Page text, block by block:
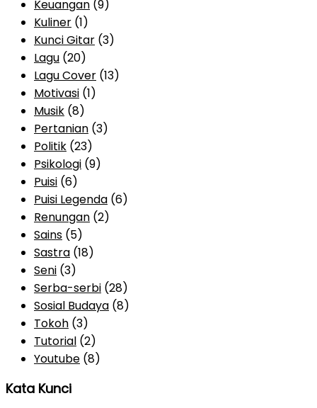
Keuangan (9)
Kuliner (1)
Kunci Gitar (3)
Lagu (20)
Lagu Cover (13)
Motivasi (1)
Musik (8)
Pertanian (3)
Politik (23)
Psikologi (9)
Puisi (6)
Puisi Legenda (6)
Renungan (2)
Sains (5)
Sastra (18)
Seni (3)
Serba-serbi (28)
Sosial Budaya (8)
Tokoh (3)
Tutorial (2)
Youtube (8)
Kata Kunci